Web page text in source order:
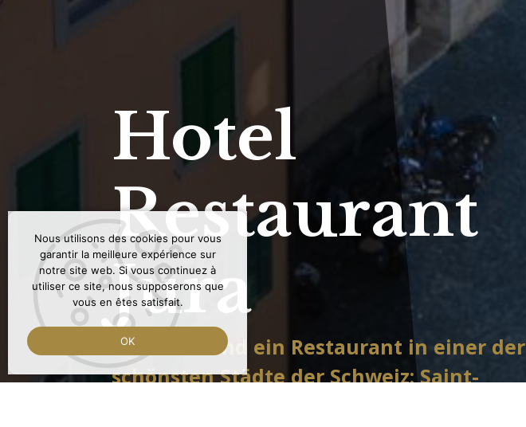
Hotel
Restaurant
Jura
Ein Hotel und ein Restaurant in einer der
schönsten Städte der Schweiz: Saint-
Nous utilisons des cookies pour vous
garantir la meilleure expérience sur
notre site web. Si vous continuez à
utiliser ce site, nous supposerons que
vous en êtes satisfait.
OK